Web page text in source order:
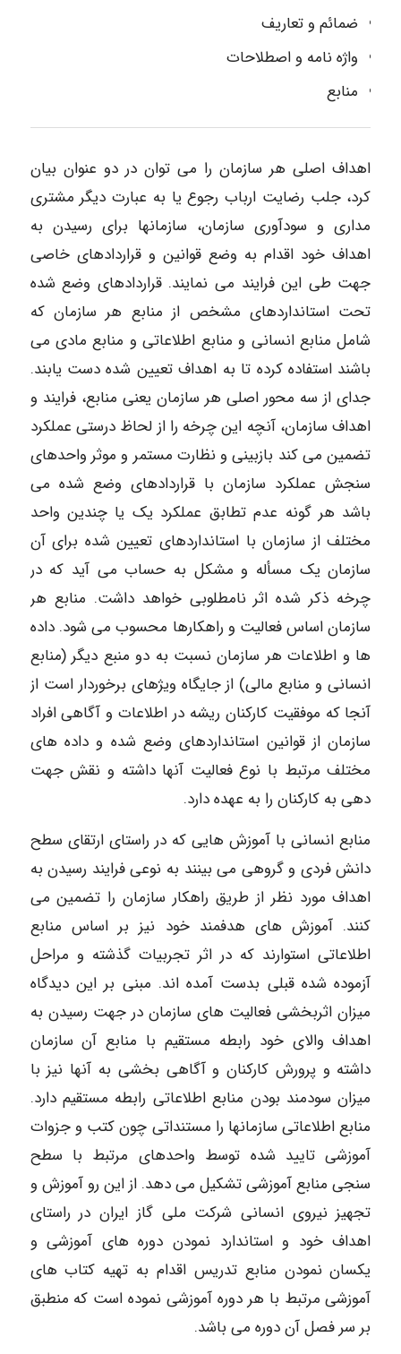
ضمائم و تعاریف
واژه نامه و اصطلاحات
منابع
اهداف اصلی هر سازمان را می توان در دو عنوان بیان
کرد، جلب رضایت ارباب رجوع یا به عبارت دیگر مشتری
مداری و سودآوری سازمان، سازمانها برای رسیدن به
اهداف خود اقدام به وضع قوانین و قراردادهای خاصی
جهت طی این فرایند می نمایند. قراردادهای وضع شده
تحت استانداردهای مشخص از منابع هر سازمان که
شامل منابع انسانی و منابع اطلاعاتی و منابع مادی می
باشند استفاده کرده تا به اهداف تعیین شده دست یابند.
جدای از سه محور اصلی هر سازمان یعنی منابع، فرایند و
اهداف سازمان، آنچه این چرخه را از لحاظ درستی عملکرد
تضمین می کند بازبینی و نظارت مستمر و موثر واحدهای
سنجش عملکرد سازمان با قراردادهای وضع شده می
باشد هر گونه عدم تطابق عملکرد یک یا چندین واحد
مختلف از سازمان با استانداردهای تعیین شده برای آن
سازمان یک مسأله و مشکل به حساب می آید که در
چرخه ذکر شده اثر نامطلوبی خواهد داشت. منابع هر
سازمان اساس فعالیت و راهکارها محسوب می شود. داده
ها و اطلاعات هر سازمان نسبت به دو منبع دیگر (منابع
انسانی و منابع مالی) از جایگاه ویژهای برخوردار است از
آنجا که موفقیت کارکنان ریشه در اطلاعات و آگاهی افراد
سازمان از قوانین استانداردهای وضع شده و داده های
مختلف مرتبط با نوع فعالیت آنها داشته و نقش جهت
دهی به کارکنان را به عهده دارد.
منابع انسانی با آموزش هایی که در راستای ارتقای سطح
دانش فردی و گروهی می بینند به نوعی فرایند رسیدن به
اهداف مورد نظر از طریق راهکار سازمان را تضمین می
کنند. آموزش های هدفمند خود نیز بر اساس منابع
اطلاعاتی استوارند که در اثر تجربیات گذشته و مراحل
آزموده شده قبلی بدست آمده اند. مبنی بر این دیدگاه
میزان اثربخشی فعالیت های سازمان در جهت رسیدن به
اهداف والای خود رابطه مستقیم با منابع آن سازمان
داشته و پرورش کارکنان و آگاهی بخشی به آنها نیز با
میزان سودمند بودن منابع اطلاعاتی رابطه مستقیم دارد.
منابع اطلاعاتی سازمانها را مستنداتی چون کتب و جزوات
آموزشی تایید شده توسط واحدهای مرتبط با سطح
سنجی منابع آموزشی تشکیل می دهد. از این رو آموزش و
تجهیز نیروی انسانی شرکت ملی گاز ایران در راستای
اهداف خود و استاندارد نمودن دوره های آموزشی و
یکسان نمودن منابع تدریس اقدام به تهیه کتاب های
آموزشی مرتبط با هر دوره آموزشی نموده است که منطبق
بر سر فصل آن دوره می باشد.